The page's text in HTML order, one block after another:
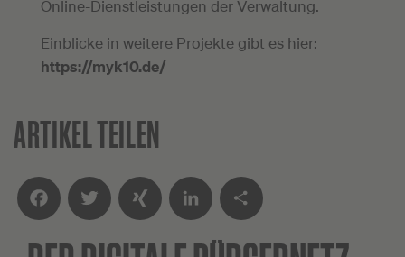
Online-Dienstleistungen der Verwaltung.
Einblicke in weitere Projekte gibt es hier:
https://myk10.de/
ARTIKEL TEILEN
FacebookTwitter XING LinkedInTeilen